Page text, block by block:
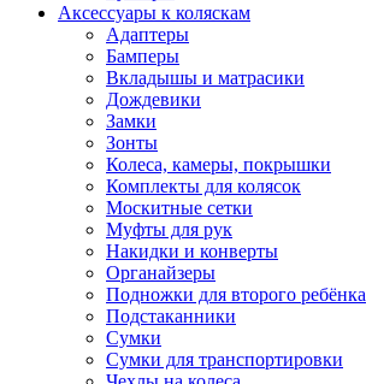
Аксессуары к коляскам
Адаптеры
Бамперы
Вкладышы и матрасики
Дождевики
Замки
Зонты
Колеса, камеры, покрышки
Комплекты для колясок
Москитные сетки
Муфты для рук
Накидки и конверты
Органайзеры
Подножки для второго ребёнка
Подстаканники
Сумки
Сумки для транспортировки